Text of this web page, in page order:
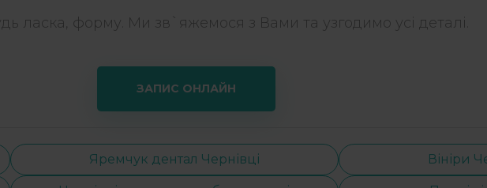
ласка, форму. Ми зв`яжемося з Вами та узгодимо усі деталі.
ЗАПИС ОНЛАЙН
Яремчук дентал Чернівці Вініри